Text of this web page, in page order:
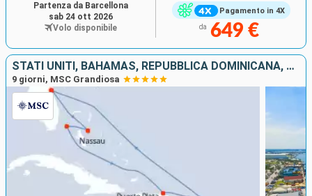
Pagamento in 4X
da 649 €
Partenza da Barcellona
sab 24 ott 2026
Volo disponibile
STATI UNITI, BAHAMAS, REPUBBLICA DOMINICANA, PORTORICO
9 giorni, MSC Grandiosa